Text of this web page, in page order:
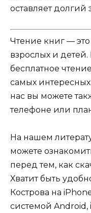
оставляет долгий
Чтение книг — это
взрослых и
бесплатное
самых интересных
нас вы можете
телефоне или
На нашем
можете
перед тем, как
Хватит быть
Кострова на
системой Android,